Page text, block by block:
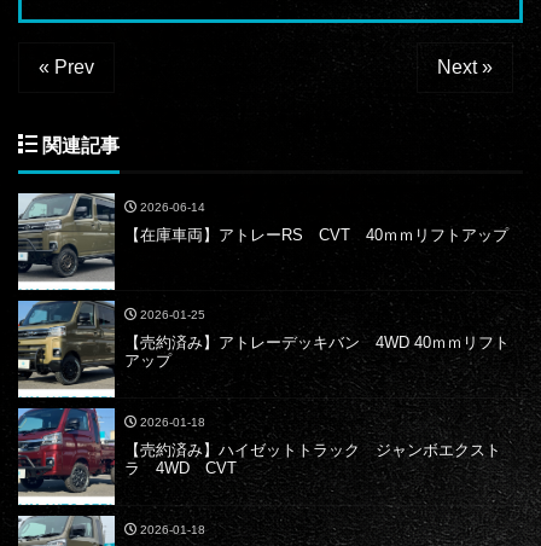
« Prev Next »
関連記事
2026-06-14
【在庫車両】アトレーRS CVT 40ｍｍリフトアップ
2026-01-25
【売約済み】アトレーデッキバン 4WD 40ｍｍリフト
アップ
2026-01-18
【売約済み】ハイゼットトラック ジャンボエクスト
ラ 4WD CVT
2026-01-18